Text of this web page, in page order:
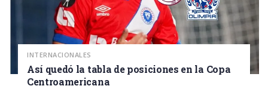
INTERNACIONALES
Así quedó la tabla de posiciones en la Copa
Centroamericana